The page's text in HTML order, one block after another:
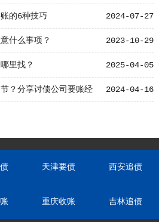
2024-07-27
的6种技巧
2023-10-29
什么事项？
2025-04-05
里找？
2024-04-16
？分享讨债公司要账经
天津要债 西安追债
重庆收账 吉林追债